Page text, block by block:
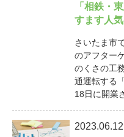
「相鉄・
すます人
さいたま市
のアフター
のくさの工
通運転する
18日に開業
2023.06.12